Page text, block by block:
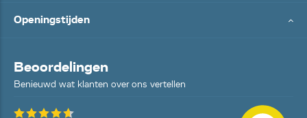
Openingstijden
Beoordelingen
Benieuwd wat klanten over ons vertellen